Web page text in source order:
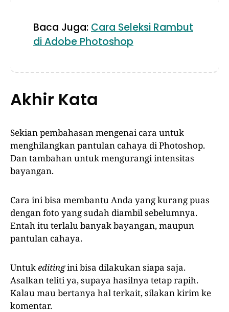
Baca Juga: Cara Seleksi Rambut
di Adobe Photoshop
Akhir Kata
Sekian pembahasan mengenai cara untuk
menghilangkan pantulan cahaya di Photoshop.
Dan tambahan untuk mengurangi intensitas
bayangan.
Cara ini bisa membantu Anda yang kurang puas
dengan foto yang sudah diambil sebelumnya.
Entah itu terlalu banyak bayangan, maupun
pantulan cahaya.
Untukeditingini bisa dilakukan siapa saja.
Asalkan teliti ya, supaya hasilnya tetap rapih.
Kalau mau bertanya hal terkait, silakan kirim ke
komentar.